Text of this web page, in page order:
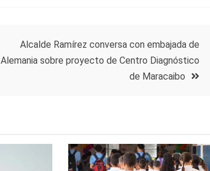
Alcalde Ramírez conversa con embajada de
Alemania sobre proyecto de Centro Diagnóstico
de Maracaibo